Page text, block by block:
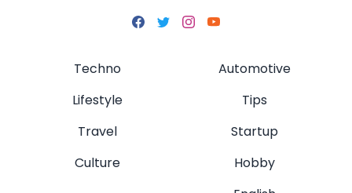
Techno
Lifestyle
Travel
Culture
Automotive
Tips
Startup
Hobby